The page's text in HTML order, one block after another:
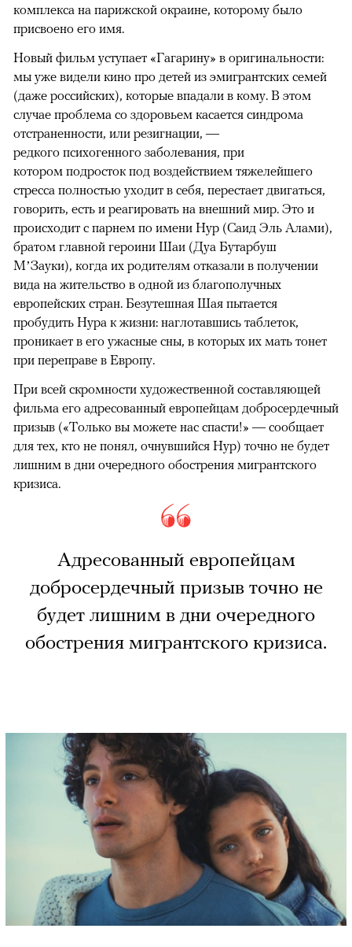
комплекса на парижской окраине, которому было
присвоено его имя.
Новый фильм уступает «Гагарину» в оригинальности:
мы уже видели кино про детей из эмигрантских семей
(даже российских), которые впадали в кому. В этом
случае проблема со здоровьем касается синдрома
отстраненности, или резигнации, —
редкого психогенного заболевания, при
котором подросток под воздействием тяжелейшего
стресса полностью уходит в себя, перестает двигаться,
говорить, есть и реагировать на внешний мир. Это и
происходит с парнем по имени Нур (Саид Эль Алами),
братом главной героини Шаи (Дуа Бутарбуш
М’Зауки), когда их родителям отказали в получении
вида на жительство в одной из благополучных
европейских стран. Безутешная Шая пытается
пробудить Нура к жизни: наглотавшись таблеток,
проникает в его ужасные сны, в которых их мать тонет
при переправе в Европу.
При всей скромности художественной составляющей
фильма его адресованный европейцам добросердечный
призыв («Только вы можете нас спасти!» — сообщает
для тех, кто не понял, очнувшийся Нур) точно не будет
лишним в дни очередного обострения мигрантского
кризиса.
Адресованный европейцам
добросердечный призыв точно не
будет лишним в дни очередного
обострения мигрантского кризиса.